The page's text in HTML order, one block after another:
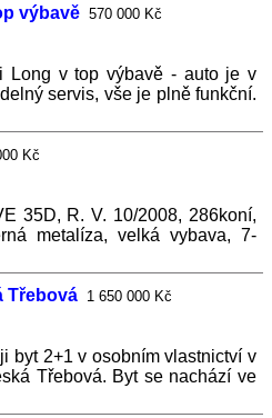
výbavě 570 000 Kč
Long v top výbavě - auto je v
servis, vše je plně funkční.
Kč
35D, R. V. 10/2008, 286koní,
metalíza, velká vybava, 7-
Třebová
1 650 000 Kč
byt 2+1 v osobním vlastnictví v
Třebová. Byt se nachází ve